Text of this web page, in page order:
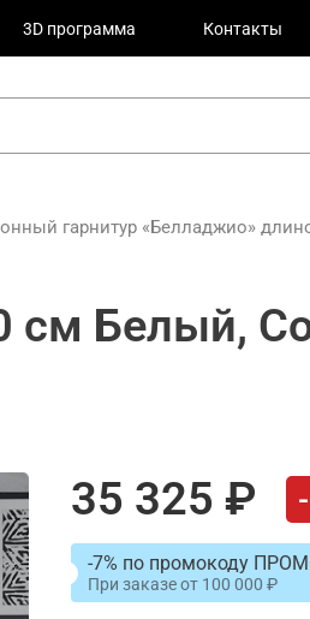
3D программа Контакты
гарнитур «Белладжио»
см Белый,
35 325
-7% по промокоду
При заказе от 100 000